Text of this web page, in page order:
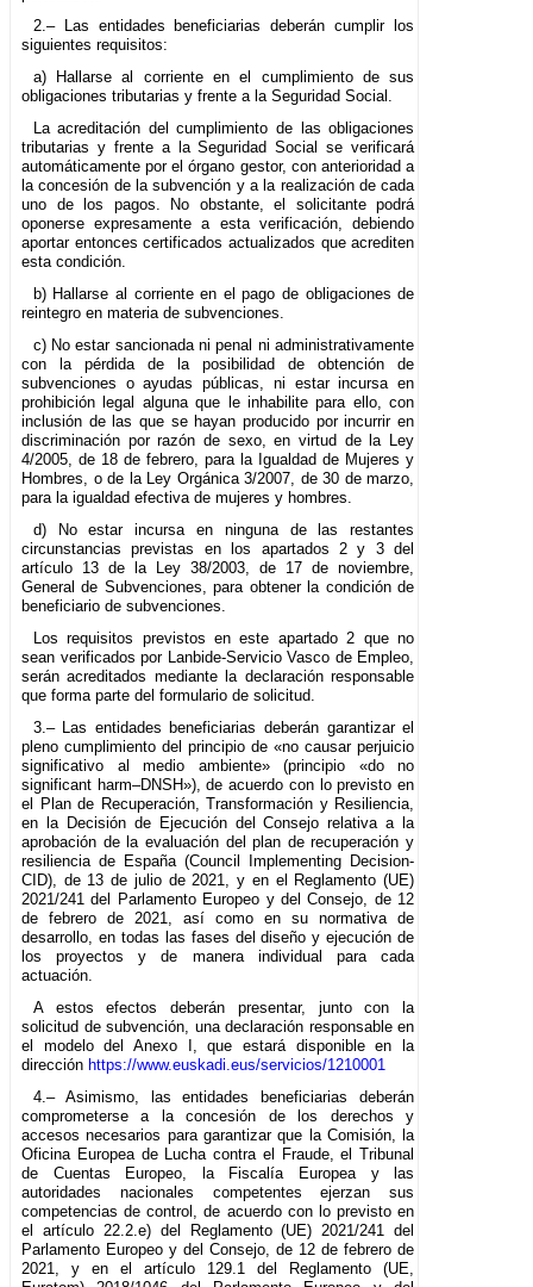
2.– Las entidades beneficiarias deberán cumplir los
siguientes requisitos:
a) Hallarse al corriente en el cumplimiento de sus
obligaciones tributarias y frente a la Seguridad Social.
La acreditación del cumplimiento de las obligaciones
tributarias y frente a la Seguridad Social se verificará
automáticamente por el órgano gestor, con anterioridad a
la concesión de la subvención y a la realización de cada
uno de los pagos. No obstante, el solicitante podrá
oponerse expresamente a esta verificación, debiendo
aportar entonces certificados actualizados que acrediten
esta condición.
b) Hallarse al corriente en el pago de obligaciones de
reintegro en materia de subvenciones.
c) No estar sancionada ni penal ni administrativamente
con la pérdida de la posibilidad de obtención de
subvenciones o ayudas públicas, ni estar incursa en
prohibición legal alguna que le inhabilite para ello, con
inclusión de las que se hayan producido por incurrir en
discriminación por razón de sexo, en virtud de la Ley
4/2005, de 18 de febrero, para la Igualdad de Mujeres y
Hombres, o de la Ley Orgánica 3/2007, de 30 de marzo,
para la igualdad efectiva de mujeres y hombres.
d) No estar incursa en ninguna de las restantes
circunstancias previstas en los apartados 2 y 3 del
artículo 13 de la Ley 38/2003, de 17 de noviembre,
General de Subvenciones, para obtener la condición de
beneficiario de subvenciones.
Los requisitos previstos en este apartado 2 que no
sean verificados por Lanbide-Servicio Vasco de Empleo,
serán acreditados mediante la declaración responsable
que forma parte del formulario de solicitud.
3.– Las entidades beneficiarias deberán garantizar el
pleno cumplimiento del principio de «no causar perjuicio
significativo al medio ambiente» (principio «do no
significant harm–DNSH»), de acuerdo con lo previsto en
el Plan de Recuperación, Transformación y Resiliencia,
en la Decisión de Ejecución del Consejo relativa a la
aprobación de la evaluación del plan de recuperación y
resiliencia de España (Council Implementing Decision-
CID), de 13 de julio de 2021, y en el Reglamento (UE)
2021/241 del Parlamento Europeo y del Consejo, de 12
de febrero de 2021, así como en su normativa de
desarrollo, en todas las fases del diseño y ejecución de
los proyectos y de manera individual para cada
actuación.
A estos efectos deberán presentar, junto con la
solicitud de subvención, una declaración responsable en
el modelo del Anexo I, que estará disponible en la
dirección https://www.euskadi.eus/servicios/1210001
4.– Asimismo, las entidades beneficiarias deberán
comprometerse a la concesión de los derechos y
accesos necesarios para garantizar que la Comisión, la
Oficina Europea de Lucha contra el Fraude, el Tribunal
de Cuentas Europeo, la Fiscalía Europea y las
autoridades nacionales competentes ejerzan sus
competencias de control, de acuerdo con lo previsto en
el artículo 22.2.e) del Reglamento (UE) 2021/241 del
Parlamento Europeo y del Consejo, de 12 de febrero de
2021, y en el artículo 129.1 del Reglamento (UE,